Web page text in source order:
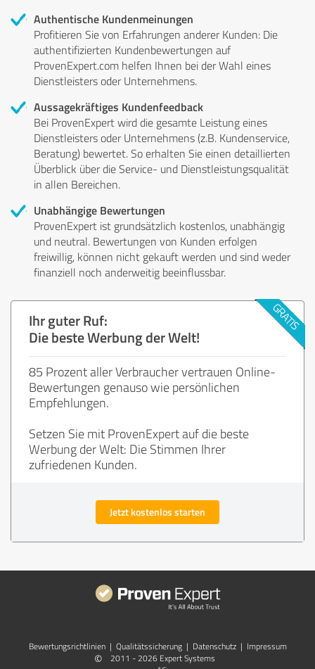
Authentische Kundenmeinungen
Profitieren Sie von Erfahrungen anderer Kunden: Die
authentifizierten Kundenbewertungen auf
ProvenExpert.com helfen Ihnen bei der Wahl eines
Dienstleisters oder Unternehmens.
Aussagekräftiges Kundenfeedback
Bei ProvenExpert wird die gesamte Leistung eines
Dienstleisters oder Unternehmens (z.B. Kundenservice,
Beratung) bewertet. So erhalten Sie einen detaillierten
Überblick über die Service- und Dienstleistungsqualität
in allen Bereichen.
Unabhängige Bewertungen
ProvenExpert ist grundsätzlich kostenlos, unabhängig
und neutral. Bewertungen von Kunden erfolgen
freiwillig, können nicht gekauft werden und sind weder
finanziell noch anderweitig beeinflussbar.
Ihr guter Ruf:
Die beste Werbung der Welt!
85 Prozent aller Verbraucher vertrauen Online-
Bewertungen genauso wie persönlichen
Empfehlungen.
Setzen Sie mit ProvenExpert auf die beste
Werbung der Welt: Die Stimmen Ihrer
zufriedenen Kunden.
Jetzt kostenlos starten
Bewertungs­richtlinien | Qualitätssicherung | Datenschutz | Impressum
©
2011 - 2026 Expert Systems